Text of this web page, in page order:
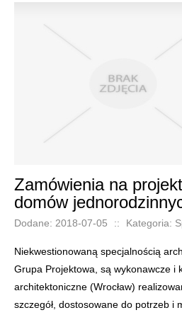
Zamówienia na
domów
Dodane: 2018-07-05 :: Kategoria:
Niekwestionowaną specjalnością
Grupa Projektowa, są wykonawcze i
architektoniczne (Wrocław)
szczegół, dostosowane do potrzeb i